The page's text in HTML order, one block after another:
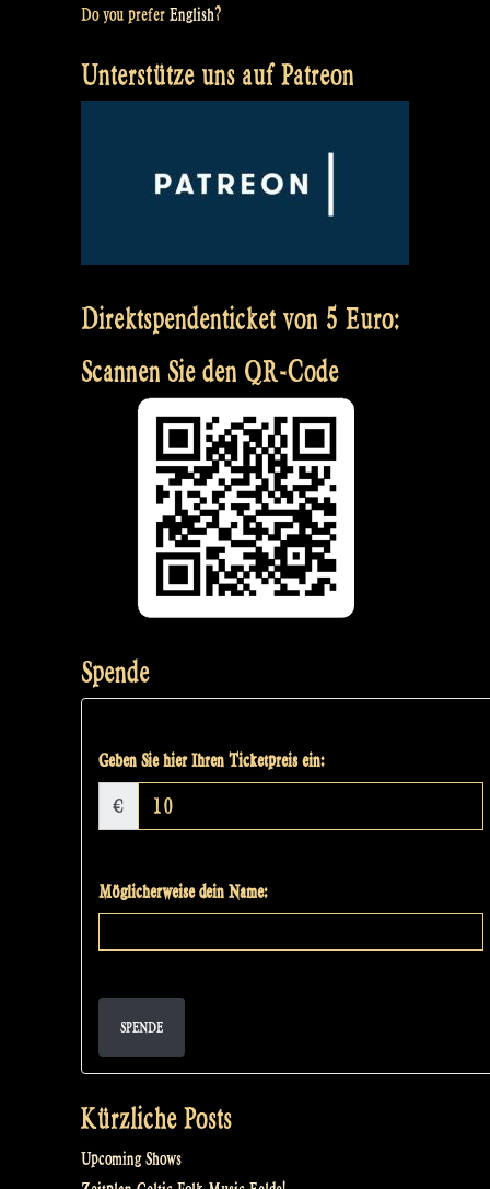
Do you prefer English?
Unterstütze uns auf Patreon
Direktspendenticket von 5 Euro:
Scannen Sie den QR-Code
Spende
Geben Sie hier Ihren Ticketpreis ein:
€
Möglicherweise dein Name:
SPENDE
Kürzliche Posts
Upcoming Shows